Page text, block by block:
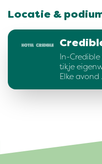
Locatie &
In-Credible
tikje
Elke avond